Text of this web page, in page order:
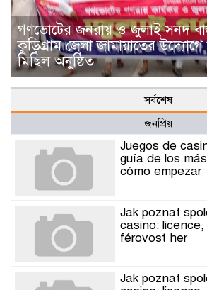
গণভোটের জনরায় ও জুলাই সনদ
কুড়িগ্রাম জেলা জামায়াতের
মিছিল অনুষ্ঠিত
সর্বশেষ
জনপ্রিয়
Juegos de
guía de los
cómo empezar
Jak poznat
casino:
férovost her
Jak poznat